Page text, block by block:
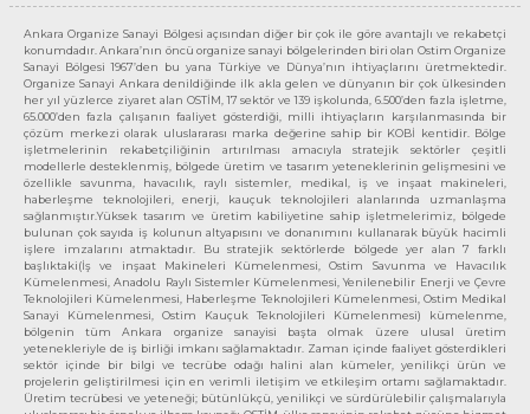
Ankara Organize Sanayi Bölgesi açısından diğer bir çok ile göre avantajlı ve rekabetçi
konumdadır. Ankara’nın öncü organize sanayi bölgelerinden biri olan Ostim Organize
Sanayi Bölgesi 1967’den bu yana Türkiye ve Dünya’nın ihtiyaçlarını üretmektedir.
Organize Sanayi Ankara denildiğinde ilk akla gelen ve dünyanın bir çok ülkesinden
her yıl yüzlerce ziyaret alan OSTİM, 17 sektör ve 139 işkolunda, 6.500’den fazla işletme,
65.000’den fazla çalışanın faaliyet gösterdiği, milli ihtiyaçların karşılanmasında bir
çözüm merkezi olarak uluslararası marka değerine sahip bir KOBİ kentidir. Bölge
işletmelerinin rekabetçiliğinin artırılması amacıyla stratejik sektörler çeşitli
modellerle desteklenmiş, bölgede üretim ve tasarım yeteneklerinin gelişmesini ve
özellikle savunma, havacılık, raylı sistemler, medikal, iş ve inşaat makineleri,
haberleşme teknolojileri, enerji, kauçuk teknolojileri alanlarında uzmanlaşma
sağlanmıştır.Yüksek tasarım ve üretim kabiliyetine sahip işletmelerimiz, bölgede
bulunan çok sayıda iş kolunun altyapısını ve donanımını kullanarak büyük hacimli
işlere imzalarını atmaktadır. Bu stratejik sektörlerde bölgede yer alan 7 farklı
başlıktaki(İş ve inşaat Makineleri Kümelenmesi, Ostim Savunma ve Havacılık
Kümelenmesi, Anadolu Raylı Sistemler Kümelenmesi, Yenilenebilir Enerji ve Çevre
Teknolojileri Kümelenmesi, Haberleşme Teknolojileri Kümelenmesi, Ostim Medikal
Sanayi Kümelenmesi, Ostim Kauçuk Teknolojileri Kümelenmesi) kümelenme,
bölgenin tüm Ankara organize sanayisi başta olmak üzere ulusal üretim
yetenekleriyle de iş birliği imkanı sağlamaktadır. Zaman içinde faaliyet gösterdikleri
sektör içinde bir bilgi ve tecrübe odağı halini alan kümeler, yenilikçi ürün ve
projelerin geliştirilmesi için en verimli iletişim ve etkileşim ortamı sağlamaktadır.
Üretim tecrübesi ve yeteneği; bütünlükçü, yenilikçi ve sürdürülebilir çalışmalarıyla